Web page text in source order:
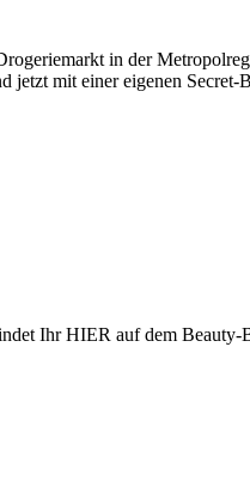
in der
mit einer eigenen
Ihr HIER auf dem Beauty-